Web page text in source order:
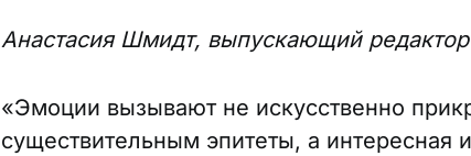
Анастасия Шмидт, выпускающий
«Эмоции вызывают не искусственно
существительным эпитеты, а интересная